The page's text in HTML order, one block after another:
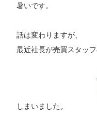
暑いです。
話は変わりますが、
最近社長が売買スタッ
しまいました。